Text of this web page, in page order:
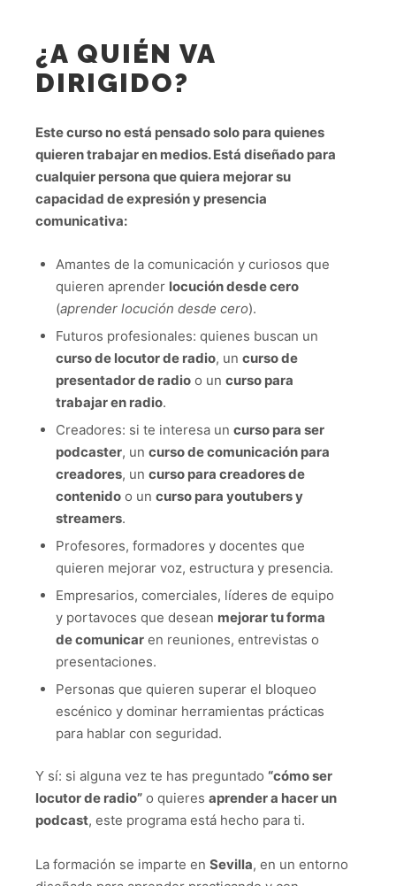
¿A QUIÉN VA
DIRIGIDO?
Este curso no está pensado solo para quienes
quieren trabajar en medios. Está diseñado para
cualquier persona que quiera mejorar su
capacidad de expresión y presencia
comunicativa:
Amantes de la comunicación y curiosos que
quieren aprender locución desde cero
(aprender locución desde cero).
Futuros profesionales: quienes buscan un
curso de locutor de radio, un curso de
presentador de radioo un curso para
trabajar en radio.
Creadores: si te interesa un curso para ser
podcaster, un curso de comunicación para
creadores, un curso para creadores de
contenidoo un curso para youtubers y
streamers.
Profesores, formadores y docentes que
quieren mejorar voz, estructura y presencia.
Empresarios, comerciales, líderes de equipo
y portavoces que desean mejorar tu forma
de comunicaren reuniones, entrevistas o
presentaciones.
Personas que quieren superar el bloqueo
escénico y dominar herramientas prácticas
para hablar con seguridad.
Y sí: si alguna vez te has preguntado “cómo ser
locutor de radio” o quieres aprender a hacer un
podcast, este programa está hecho para ti.
La formación se imparte en Sevilla, en un entorno